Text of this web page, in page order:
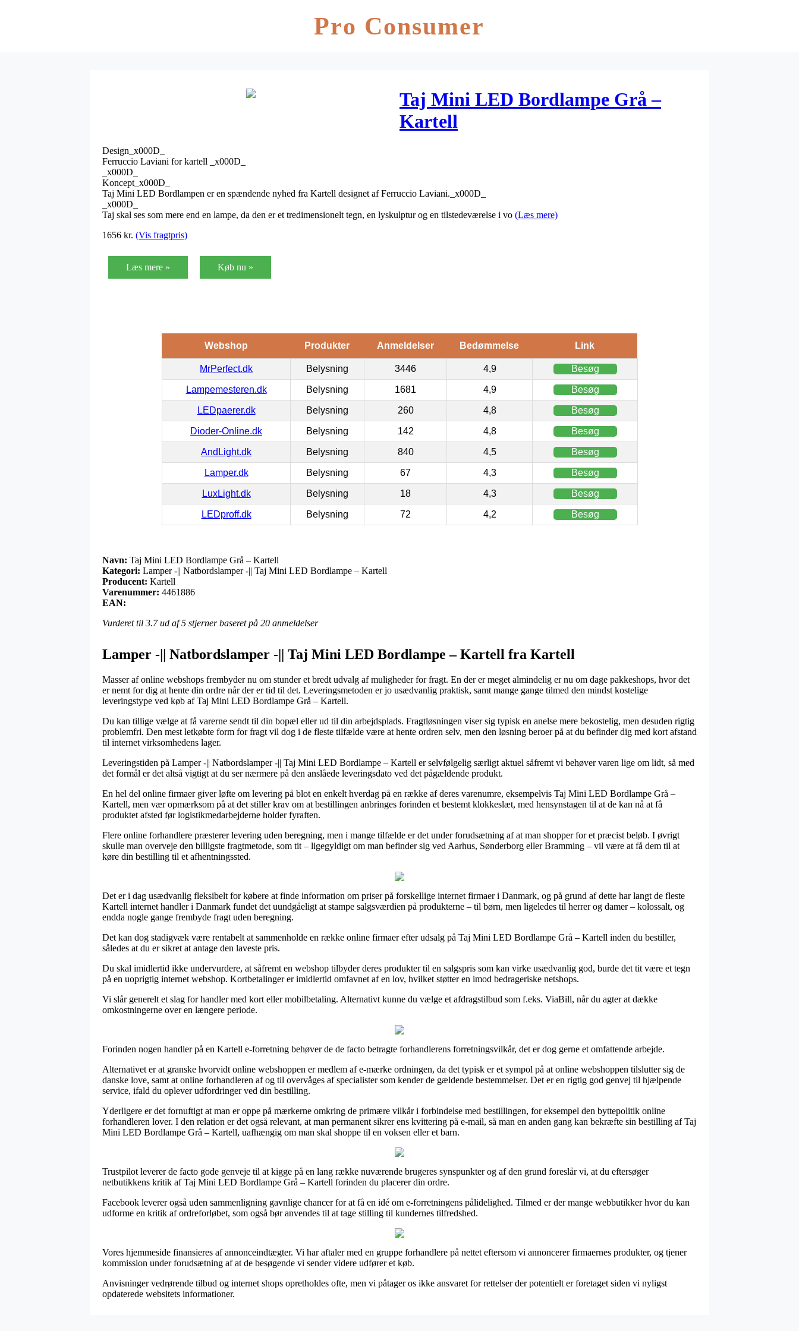
Pro Consumer
Taj Mini LED Bordlampe Grå –
Kartell
Design_x000D_
Ferruccio Laviani for kartell _x000D_
_x000D_
Koncept_x000D_
Taj Mini LED Bordlampen er en spændende nyhed fra Kartell designet af Ferruccio Laviani._x000D_
_x000D_
Taj skal ses som mere end en lampe, da den er et tredimensionelt tegn, en lyskulptur og en tilstedeværelse i vo (Læs mere)
1656 kr. (Vis fragtpris)
Læs mere » Køb nu »
Webshop Produkter Anmeldelser Bedømmelse Link
MrPerfect.dk Belysning 3446 4,9 Besøg
Lampemesteren.dk Belysning 1681 4,9 Besøg
LEDpaerer.dk Belysning 260 4,8 Besøg
Dioder-Online.dk Belysning 142 4,8 Besøg
AndLight.dk Belysning 840 4,5 Besøg
Lamper.dk Belysning 67 4,3 Besøg
LuxLight.dk Belysning 18 4,3 Besøg
LEDproff.dk Belysning 72 4,2 Besøg
Navn: Taj Mini LED Bordlampe Grå – Kartell
Kategori: Lamper -|| Natbordslamper -|| Taj Mini LED Bordlampe – Kartell
Producent: Kartell
Varenummer: 4461886
EAN:
Vurderet til 3.7ud af 5 stjerner baseret på 20 anmeldelser
Lamper -|| Natbordslamper -|| Taj Mini LED Bordlampe – Kartell fra Kartell
Masser af online webshops frembyder nu om stunder et bredt udvalg af muligheder for fragt. En der er meget almindelig er nu om dage pakkeshops, hvor det
er nemt for dig at hente din ordre når der er tid til det. Leveringsmetoden er jo usædvanlig praktisk, samt mange gange tilmed den mindst kostelige
leveringstype ved køb af Taj Mini LED Bordlampe Grå – Kartell.
Du kan tillige vælge at få varerne sendt til din bopæl eller ud til din arbejdsplads. Fragtløsningen viser sig typisk en anelse mere bekostelig, men desuden rigtig
problemfri. Den mest letkøbte form for fragt vil dog i de fleste tilfælde være at hente ordren selv, men den løsning beroer på at du befinder dig med kort afstand
til internet virksomhedens lager.
Leveringstiden på Lamper -|| Natbordslamper -|| Taj Mini LED Bordlampe – Kartell er selvfølgelig særligt aktuel såfremt vi behøver varen lige om lidt, så med
det formål er det altså vigtigt at du ser nærmere på den anslåede leveringsdato ved det pågældende produkt.
En hel del online firmaer giver løfte om levering på blot en enkelt hverdag på en række af deres varenumre, eksempelvis Taj Mini LED Bordlampe Grå –
Kartell, men vær opmærksom på at det stiller krav om at bestillingen anbringes forinden et bestemt klokkeslæt, med hensynstagen til at de kan nå at få
produktet afsted før logistikmedarbejderne holder fyraften.
Flere online forhandlere præsterer levering uden beregning, men i mange tilfælde er det under forudsætning af at man shopper for et præcist beløb. I øvrigt
skulle man overveje den billigste fragtmetode, som tit – ligegyldigt om man befinder sig ved Aarhus, Sønderborg eller Bramming – vil være at få dem til at
køre din bestilling til et afhentningssted.
Det er i dag usædvanlig fleksibelt for købere at finde information om priser på forskellige internet firmaer i Danmark, og på grund af dette har langt de fleste
Kartell internet handler i Danmark fundet det uundgåeligt at stampe salgsværdien på produkterne – til børn, men ligeledes til herrer og damer – kolossalt, og
endda nogle gange frembyde fragt uden beregning.
Det kan dog stadigvæk være rentabelt at sammenholde en række online firmaer efter udsalg på Taj Mini LED Bordlampe Grå – Kartell inden du bestiller,
således at du er sikret at antage den laveste pris.
Du skal imidlertid ikke undervurdere, at såfremt en webshop tilbyder deres produkter til en salgspris som kan virke usædvanlig god, burde det tit være et tegn
på en uoprigtig internet webshop. Kortbetalinger er imidlertid omfavnet af en lov, hvilket støtter en imod bedrageriske netshops.
Vi slår generelt et slag for handler med kort eller mobilbetaling. Alternativt kunne du vælge et afdragstilbud som f.eks. ViaBill, når du agter at dække
omkostningerne over en længere periode.
Forinden nogen handler på en Kartell e-forretning behøver de de facto betragte forhandlerens forretningsvilkår, det er dog gerne et omfattende arbejde.
Alternativet er at granske hvorvidt online webshoppen er medlem af e-mærke ordningen, da det typisk er et sympol på at online webshoppen tilslutter sig de
danske love, samt at online forhandleren af og til overvåges af specialister som kender de gældende bestemmelser. Det er en rigtig god genvej til hjælpende
service, ifald du oplever udfordringer ved din bestilling.
Yderligere er det fornuftigt at man er oppe på mærkerne omkring de primære vilkår i forbindelse med bestillingen, for eksempel den byttepolitik online
forhandleren lover. I den relation er det også relevant, at man permanent sikrer ens kvittering på e-mail, så man en anden gang kan bekræfte sin bestilling af Taj
Mini LED Bordlampe Grå – Kartell, uafhængig om man skal shoppe til en voksen eller et barn.
Trustpilot leverer de facto gode genveje til at kigge på en lang række nuværende brugeres synspunkter og af den grund foreslår vi, at du eftersøger
netbutikkens kritik af Taj Mini LED Bordlampe Grå – Kartell forinden du placerer din ordre.
Facebook leverer også uden sammenligning gavnlige chancer for at få en idé om e-forretningens pålidelighed. Tilmed er der mange webbutikker hvor du kan
udforme en kritik af ordreforløbet, som også bør anvendes til at tage stilling til kundernes tilfredshed.
Vores hjemmeside finansieres af annonceindtægter. Vi har aftaler med en gruppe forhandlere på nettet eftersom vi annoncerer firmaernes produkter, og tjener
kommission under forudsætning af at de besøgende vi sender videre udfører et køb.
Anvisninger vedrørende tilbud og internet shops opretholdes ofte, men vi påtager os ikke ansvaret for rettelser der potentielt er foretaget siden vi nyligst
opdaterede websitets informationer.